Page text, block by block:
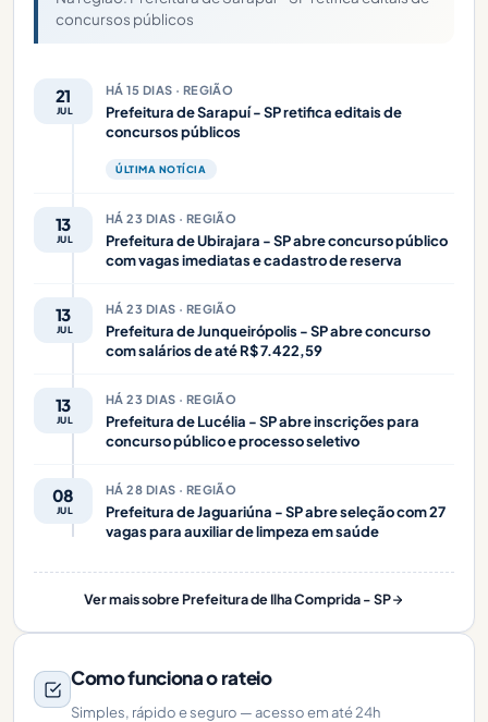
concursos públicos
21
JUL
HÁ 15 DIAS · REGIÃO
Prefeitura de Sarapuí - SP retifica editais de
concursos públicos
ÚLTIMA NOTÍCIA
13
JUL
HÁ 23 DIAS · REGIÃO
Prefeitura de Ubirajara - SP abre concurso público
com vagas imediatas e cadastro de reserva
13
JUL
HÁ 23 DIAS · REGIÃO
Prefeitura de Junqueirópolis - SP abre concurso
com salários de até R$ 7.422,59
13
JUL
HÁ 23 DIAS · REGIÃO
Prefeitura de Lucélia - SP abre inscrições para
concurso público e processo seletivo
08
JUL
HÁ 28 DIAS · REGIÃO
Prefeitura de Jaguariúna - SP abre seleção com 27
vagas para auxiliar de limpeza em saúde
Ver mais sobre Prefeitura de Ilha Comprida - SP
Como funciona o rateio
Simples, rápido e seguro — acesso em até 24h